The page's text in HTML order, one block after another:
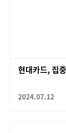
현대카드, 집
2024.07.12